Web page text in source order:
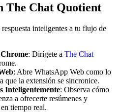
The Chat Quotient
inteligentes a tu flujo de
: Dirígete a The Chat
: Abre WhatsApp Web como lo
que la extensión se sincronice.
Inteligentemente: Observa cómo
a ofrecerte resúmenes y
tiempo real.